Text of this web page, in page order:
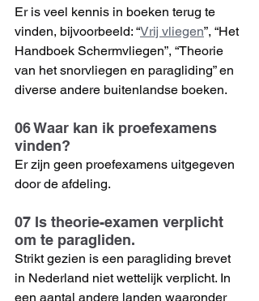
Er is veel kennis in boeken terug te
vinden, bijvoorbeeld: “Vrij vliegen”, “Het
Handboek Schermvliegen”, “Theorie
van het snorvliegen en paragliding” en
diverse andere buitenlandse boeken.
06 Waar kan ik proefexamens
vinden?
Er zijn geen proefexamens uitgegeven
door de afdeling.
07 Is theorie-examen verplicht
om te paragliden.
Strikt gezien is een paragliding brevet
in Nederland niet wettelijk verplicht. In
een aantal andere landen waaronder